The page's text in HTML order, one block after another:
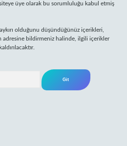
üye olarak bu sorumluluğu kabul etmiş
olduğunu düşündüğünüz içerikleri,
adresine bildirmeniz halinde, ilgili içerikler